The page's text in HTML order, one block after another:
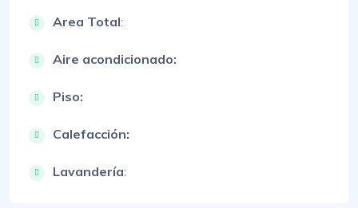
Area Total:
Aire acondicionado:
Piso:
Calefacción:
Lavandería: